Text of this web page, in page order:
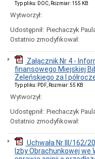
Konkurs
na
dotacji
celowej
Zamówienia
publiczne
sprzedaż
nieruchomości
Ogłoszenia
Informacje
otwarcia
ofert
Rozstrzygnięcia
Typ pliku: DOC, Rozmiar: 155 KB
Wytworzył:
Udostępnił: Piechaczyk
Ostatnio zmodyfikował:
Załącznik Nr 4 -
finansowego Miejskiej
Żeleńskiego za I
Typ pliku: PDF, Rozmiar: 55 KB
Wytworzył:
Udostępnił: Piechaczyk
Ostatnio zmodyfikował:
Uchwała Nr III/162/
Izby Obrachunkowej we